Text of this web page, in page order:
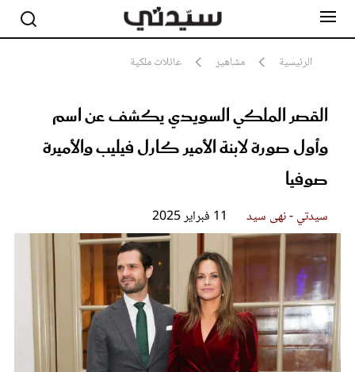
الرئيسية مشاهير عائلات ملكية
القصر الملكي السويدي يكشف عن اسم
وأول صورة لابنة الأمير كارل فيليب والأميرة
صوفيا
سيدتي - نهى سيد 11 فبراير 2025
مشاهير
جمال
سيدتي وطفلك
بلس+
فيديو
مطبخ سيدتي
مقالات الرأي
ستايل
تقارير
عروس سيدتي